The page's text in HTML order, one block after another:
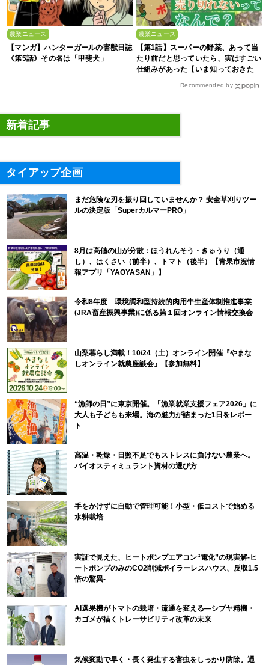
農業ニュース
【マンガ】ハンターガールの害獣日誌
《第5話》その名は「甲斐犬」
農業ニュース
【第1話】スーパーの野菜、あって当
たり前だと思っていたら、実はすごい
仕組みがあった【いま知っておきた
Recommended by
新着記事
タイアップ企画
まだ危険な刃を振り回していませんか？ 安全草刈りツー
ルの決定版「SuperカルマーPRO」
8月は高値の山が分散：ほうれんそう・きゅうり（通
し）、はくさい（前半）、トマト（後半）【青果市況情
報アプリ「YAOYASAN」】
令和8年度 環境調和型持続的肉用牛生産体制推進事業
(JRA畜産振興事業)に係る第１回オンライン情報交換会
山梨暮らし満載！10/24（土）オンライン開催『やまな
しオンライン就農座談会』【参加無料】
“漁師の日”に東京開催。「漁業就業支援フェア2026」に
大人も子どもも来場。海の魅力が詰まった1日をレポー
ト
高温・乾燥・日照不足でもストレスに負けない農業へ。
バイオスティミュラント資材の選び方
手をかけずに自動で管理可能！小型・低コストで始める
水耕栽培
実証で見えた、ヒートポンプエアコン“電化”の現実解-ヒ
ートポンプのみのCO2削減ボイラーレスハウス、反収1.5
倍の驚異-
AI選果機がトマトの栽培・流通を変える―シブヤ精機・
カゴメが描くトレーサビリティ改革の未来
気候変動で早く・長く発生する害虫をしっかり防除。通